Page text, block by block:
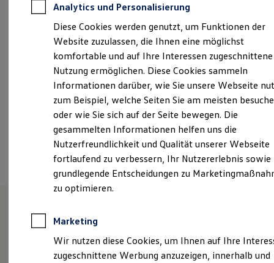
Für Gewerbekunden
Profi Paket
TopDeal
Gebrauchtwagen
ProfiPartner für Gebrauchtwagen
Zertifizierte Gebrauchtwagen
Finanzierung
Für Privatkunden
Für Gewerbekunden
Leasing
Für Privatkunden
Für Gewerbekunden
Versicherungen & Garantien
Garantien
Kfz-Versicherung für Nutzfahrzeuge
Restschuldversicherung
Wartungsverträge
Besitzer & Service
Sommer-Special
Reparatur, Pflege & Inspektion
Servicetermin anfragen
Service-Vorteile bei Volkswagen Nutzfahrzeuge
autohaus@schmidt-sachsenring.de
03723 69600
Samstag
12:00
Ansprechpartner
Termin vereinbaren
Unsere Leistungen
Überblick
Analytics und Personalisierung
Diese Cookies werden genutzt, um Funktionen der
Website zuzulassen, die Ihnen eine möglichst
komfortable und auf Ihre Interessen zugeschnittene
Nutzung ermöglichen. Diese Cookies sammeln
Informationen darüber, wie Sie unsere Webseite
zum Beispiel, welche Seiten Sie am meisten
oder wie Sie sich auf der Seite bewegen. Die
gesammelten Informationen helfen uns die
Nutzerfreundlichkeit und Qualität unserer Webseite
fortlaufend zu verbessern, Ihr Nutzererlebnis sowie
grundlegende Entscheidungen zu
zu optimieren.
Marketing
Wir nutzen diese Cookies, um Ihnen auf Ihre
zugeschnittene Werbung anzuzeigen, innerhalb und